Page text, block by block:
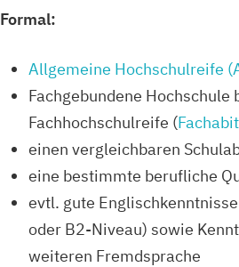
Formal:
Allgemeine Hochschulreife
Fachgebundene Hochschule
Fachhochschulreife (
einen vergleichbaren
eine bestimmte berufliche
evtl. gute
oder B2-Niveau) sowie
weiteren Fremdsprache